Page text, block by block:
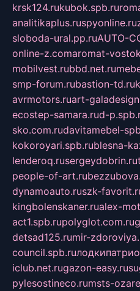
krsk124.rukubok.spb.ru
analitikaplus.ruspyonline.ru
sloboda-ural.pp.ruAUTO-
online-z.comaromat-
mobilvest.rubbd.net.ru
smp-forum.rubastion-td.ru
avrmotors.ruart-
ecostep-samara.rud-
sko.com.rudavitamebel-
kokoroyari.spb.rublesna-
lenderoq.rusergeydobrin.ru
people-of-art.ru
dynamoauto.ruszk-
kingbolenskaner.rualex-
act1.spb.rupolyglot.com.ru
detsad125.rumir-
council.spb.ru
iclub.net.rugazon-easy.ru
pylesostineco.rumsts-